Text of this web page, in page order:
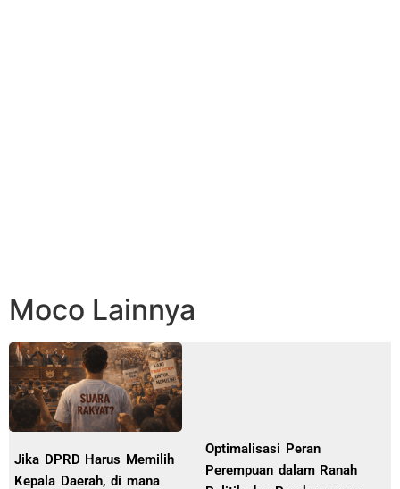
Moco Lainnya
Jika DPRD Harus Memilih
Kepala Daerah, di mana
Optimalisasi Peran
Perempuan dalam Ranah